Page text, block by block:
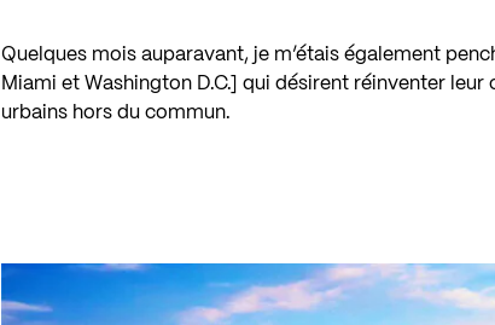
Quelques mois auparavant, je m’étais également
Miami et Washington D.C.] qui désirent réinventer
urbains hors du commun.